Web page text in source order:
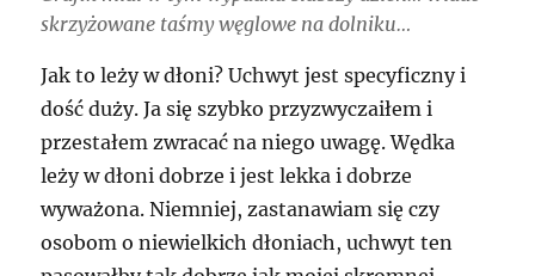
skrzyżowane taśmy węglowe na dolniku…
Jak to leży w dłoni? Uchwyt jest specyficzny i
dość duży. Ja się szybko przyzwyczaiłem i
przestałem zwracać na niego uwagę. Wędka
leży w dłoni dobrze i jest lekka i dobrze
wyważona. Niemniej, zastanawiam się czy
osobom o niewielkich dłoniach, uchwyt ten